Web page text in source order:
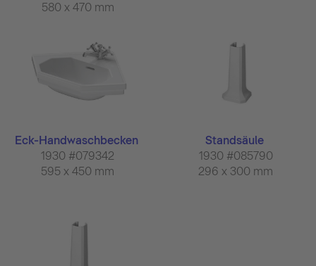
580 x 470 mm
Eck-Handwaschbecken
1930 #079342
595 x 450 mm
Standsäule
1930 #085790
296 x 300 mm